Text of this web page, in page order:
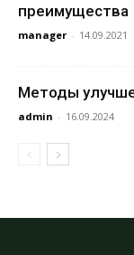
преимущества
manager - 14.09.2021
Методы
admin - 16.09.2024